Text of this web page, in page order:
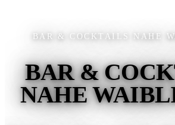
BAR & COCKTAILS NAHE
BAR &
NAHE